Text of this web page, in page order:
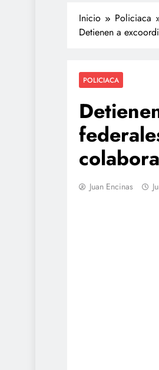
Inicio
Policiaca
Detienen a
POLICIACA
Juan Encinas